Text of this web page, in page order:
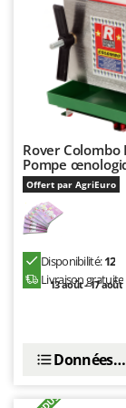
Rover
Pompe
Offert par AgriEuro
Disponibilité:12
Livraison gratuite
13 août - 17 août
Données